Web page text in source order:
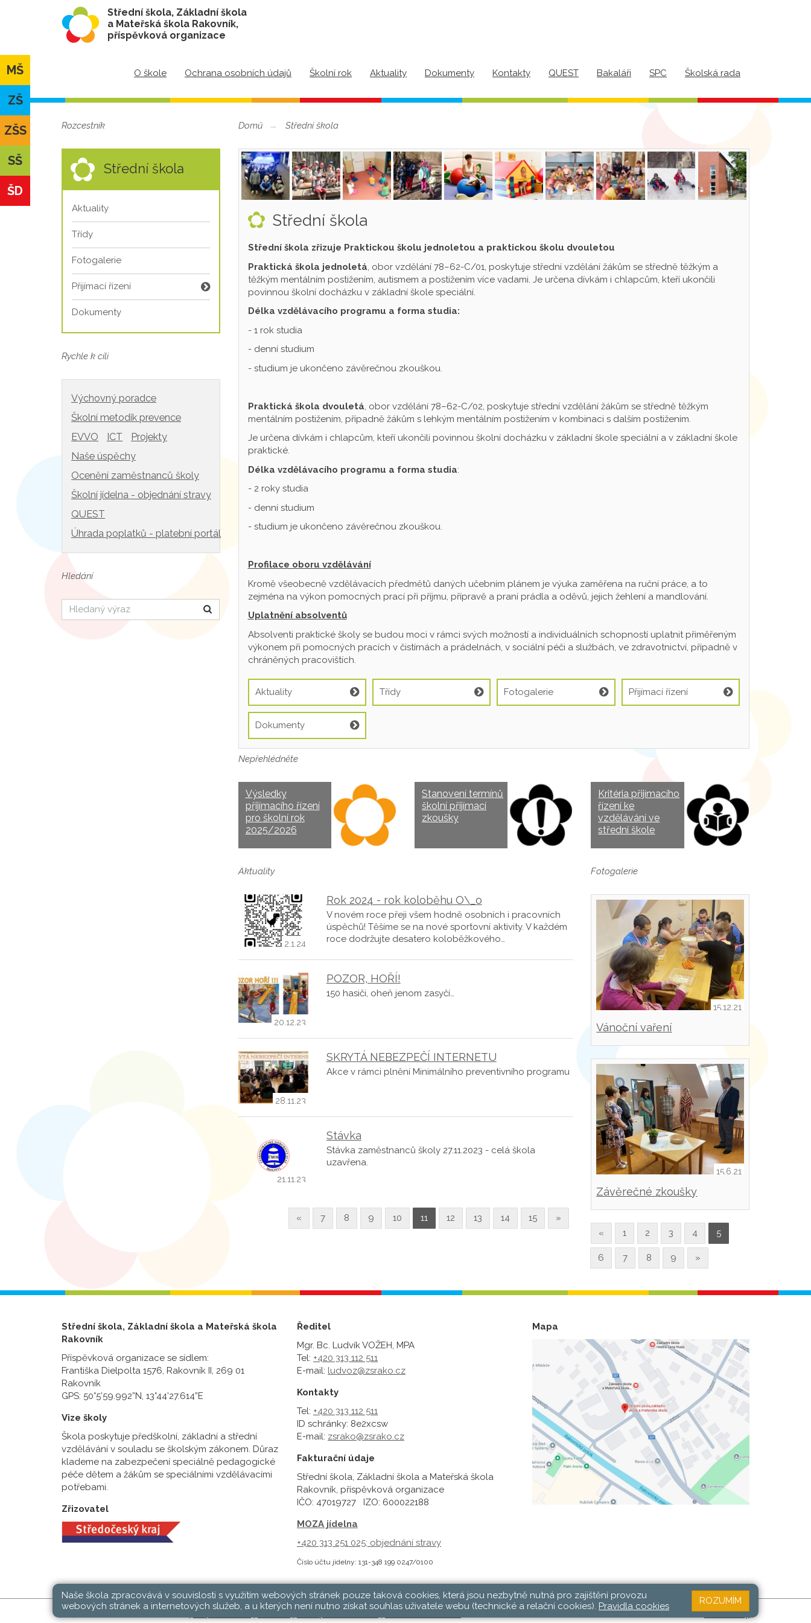
Střední škola, Základní škola
a Mateřská škola Rakovník,
příspěvková organizace
O škole Ochrana osobních údajů Školní rok Aktuality Dokumenty Kontakty QUEST Bakaláři SPC Školská rada
MŠ
ZŠ
ZŠS
SŠ
ŠD
Rozcestník
Střední škola
Aktuality
Třídy
Fotogalerie
Přijímací řízení
Dokumenty
Rychle k cíli
Výchovný poradce
Školní metodik prevence
EVVO
ICT
Projekty
Naše úspěchy
Ocenění zaměstnanců školy
Školní jídelna - objednání stravy
QUEST
Úhrada poplatků - platební portál
Hledání
Hledat
Domů Střední škola
Střední škola
Střední škola zřizuje Praktickou školu jednoletou a praktickou školu dvouletou
Praktická škola jednoletá, obor vzdělání 78–62-C/01, poskytuje střední vzdělání žákům se středně těžkým a
těžkým mentálním postižením, autismem a postižením více vadami. Je určena dívkám i chlapcům, kteří ukončili
povinnou školní docházku v základní škole speciální.
Délka vzdělávacího programu a forma studia:
- 1 rok studia
- denní studium
- studium je ukončeno závěrečnou zkouškou.
Praktická škola dvouletá, obor vzdělání 78–62-C/02, poskytuje střední vzdělání žákům se středně těžkým
mentálním postižením, případně žákům s lehkým mentálním postižením v kombinaci s dalším postižením.
Je určena dívkám i chlapcům, kteří ukončili povinnou školní docházku v základní škole speciální a v základní škole
praktické.
Délka vzdělávacího programu a forma studia:
- 2 roky studia
- denní studium
- studium je ukončeno závěrečnou zkouškou.
Profilace oboru vzdělávání
Kromě všeobecně vzdělávacích předmětů daných učebním plánem je výuka zaměřena na ruční práce, a to
zejména na výkon pomocných prací při příjmu, přípravě a praní prádla a oděvů, jejich žehlení a mandlování.
Uplatnění absolventů
Absolventi praktické školy se budou moci v rámci svých možností a individuálních schopností uplatnit přiměřeným
výkonem při pomocných pracích v čistírnách a prádelnách, v sociální péči a službách, ve zdravotnictví, případně v
chráněných pracovištích.
Aktuality Třídy Fotogalerie Přijímací řízení
Dokumenty
Nepřehlédněte
Výsledky
přijímacího řízení
pro školní rok
2025/2026
Stanovení termínů
školní přijímací
zkoušky
Kritéria přijímacího
řízení ke
vzdělávání ve
střední škole
Aktuality
2.1.24
Rok 2024 - rok koloběhu O\_o
V novém roce přeji všem hodně osobních i pracovních
úspěchů! Těšíme se na nové sportovní aktivity. V každém
roce dodržujte desatero koloběžkového…
20.12.23
POZOR, HOŘÍ!
150 hasiči, oheň jenom zasyčí…
28.11.23
SKRYTÁ NEBEZPEČÍ INTERNETU
Akce v rámci plnění Minimálního preventivního programu
21.11.23
Stávka
Stávka zaměstnanců školy 27.11.2023 - celá škola
uzavřena.
« 7 8 9 10 11 12 13 14 15 »
Fotogalerie
15.12.21
Vánoční vaření
15.6.21
Závěrečné zkoušky
« 1 2 3 4 5
6 7 8 9 »
Střední škola, Základní škola a Mateřská škola
Rakovník
Příspěvková organizace se sídlem:
Františka Dielpolta 1576, Rakovník II, 269 01
Rakovník
GPS: 50°5’59.992”N, 13°44’27.614”E
Vize školy
Škola poskytuje předškolní, základní a střední
vzdělávání v souladu se školským zákonem. Důraz
klademe na zabezpečení speciálně pedagogické
péče dětem a žákům se speciálními vzdělávacími
potřebami.
Zřizovatel
Ředitel
Mgr. Bc. Ludvík VOŽEH, MPA
Tel: +420 313 112 511
E-mail: ludvoz@zsrako.cz
Kontakty
Tel: +420 313 112 511
ID schránky: 8e2xcsw
E-mail: zsrako@zsrako.cz
Fakturační údaje
Střední škola, Základní škola a Mateřská škola
Rakovník, příspěvková organizace
IČO: 47019727 IZO: 600022188
MOZA jídelna
+420 313 251 025; objednání stravy
Číslo účtu jídelny: 131-348 199 0247/0100
Mapa
SŠ, ZŠ a MŠ Rakovník © 2026 | Mapa stránek Přihlásit Web školy
Naše škola zpracovává v souvislosti s využitím webových stránek pouze taková cookies, která jsou nezbytně nutná pro zajištění provozu
webových stránek a internetových služeb, a u kterých není nutno získat souhlas uživatele webu (technické a relační cookies). Pravidla cookies
ROZUMÍM